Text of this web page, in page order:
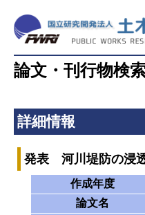
論文・刊行物検
詳細情報
発表 河川堤防の浸
作成年度
論文名